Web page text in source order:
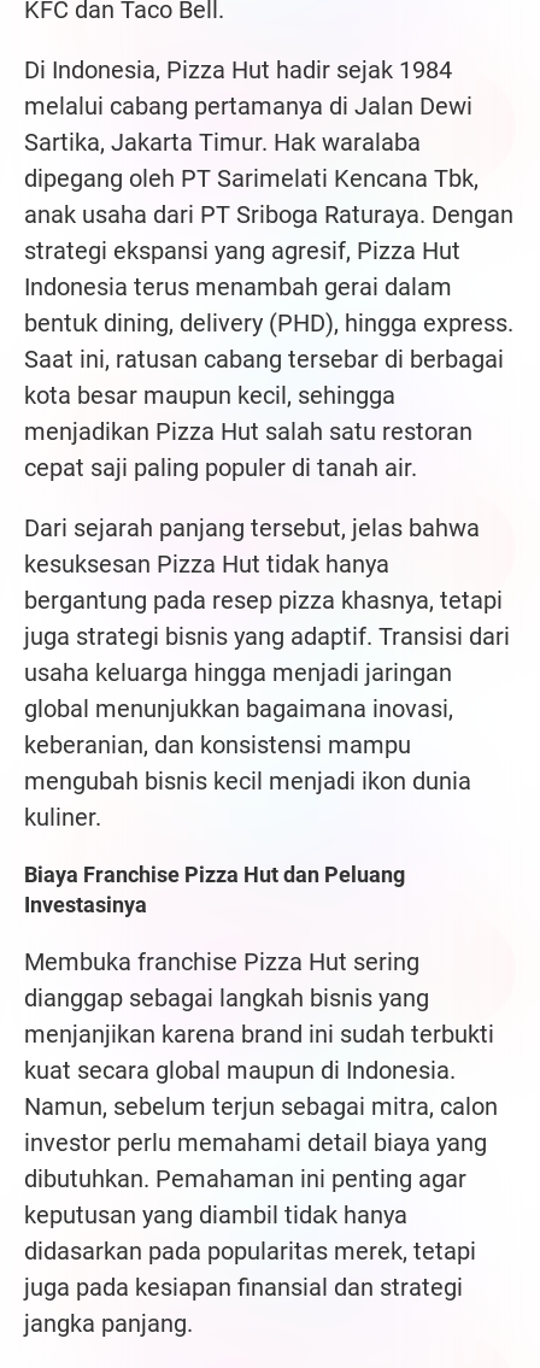
KFC dan Taco Bell.
Di Indonesia, Pizza Hut hadir sejak 1984
melalui cabang pertamanya di Jalan Dewi
Sartika, Jakarta Timur. Hak waralaba
dipegang oleh PT Sarimelati Kencana Tbk,
anak usaha dari PT Sriboga Raturaya. Dengan
strategi ekspansi yang agresif, Pizza Hut
Indonesia terus menambah gerai dalam
bentuk dining, delivery (PHD), hingga express.
Saat ini, ratusan cabang tersebar di berbagai
kota besar maupun kecil, sehingga
menjadikan Pizza Hut salah satu restoran
cepat saji paling populer di tanah air.
Dari sejarah panjang tersebut, jelas bahwa
kesuksesan Pizza Hut tidak hanya
bergantung pada resep pizza khasnya, tetapi
juga strategi bisnis yang adaptif. Transisi dari
usaha keluarga hingga menjadi jaringan
global menunjukkan bagaimana inovasi,
keberanian, dan konsistensi mampu
mengubah bisnis kecil menjadi ikon dunia
kuliner.
Biaya Franchise Pizza Hut dan Peluang
Investasinya
Membuka franchise Pizza Hut sering
dianggap sebagai langkah bisnis yang
menjanjikan karena brand ini sudah terbukti
kuat secara global maupun di Indonesia.
Namun, sebelum terjun sebagai mitra, calon
investor perlu memahami detail biaya yang
dibutuhkan. Pemahaman ini penting agar
keputusan yang diambil tidak hanya
didasarkan pada popularitas merek, tetapi
juga pada kesiapan finansial dan strategi
jangka panjang.